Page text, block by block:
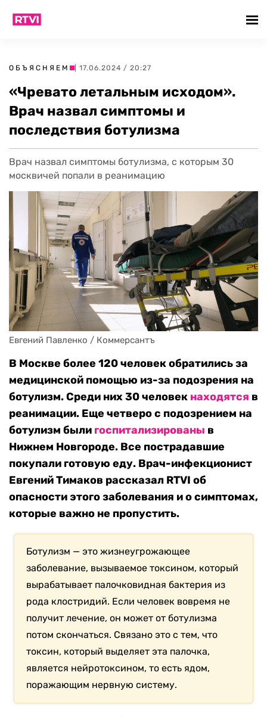
ОБЪЯСНЯЕМ | 17.06.2024 / 20:27
«Чревато летальным исходом».
Врач назвал симптомы и
последствия ботулизма
Врач назвал симптомы ботулизма, с которым 30
москвичей попали в реанимацию
Евгений Павленко / Коммерсантъ
В Москве более 120 человек обратились за
медицинской помощью из-за подозрения на
ботулизм. Среди них 30 человек находятся в
реанимации. Еще четверо с подозрением на
ботулизм были госпитализированы в
Нижнем Новгороде. Все пострадавшие
покупали готовую еду. Врач-инфекционист
Евгений Тимаков рассказал RTVI об
опасности этого заболевания и о симптомах,
которые важно не пропустить.
Ботулизм — это жизнеугрожающее
заболевание, вызываемое токсином, который
вырабатывает палочковидная бактерия из
рода клостридий. Если человек вовремя не
получит лечение, он может от ботулизма
потом скончаться. Связано это с тем, что
токсин, который выделяет эта палочка,
является нейротоксином, то есть ядом,
поражающим нервную систему.